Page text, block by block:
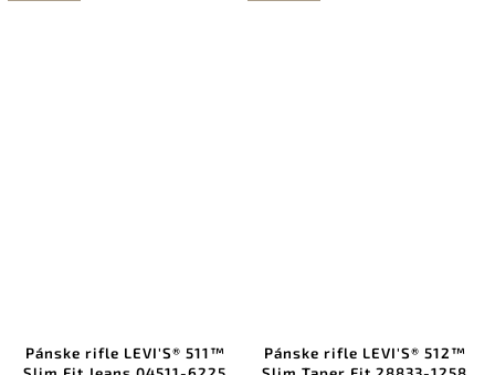
Pánske rifle LEVI'S® 511™
Pánske rifle LEVI'S® 512™